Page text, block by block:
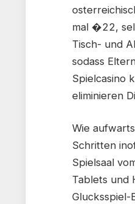
mal �22,
Tisch- und
sodass
Spielcasino
eliminieren
Wie
Schritten
Spielsaal
Tablets und